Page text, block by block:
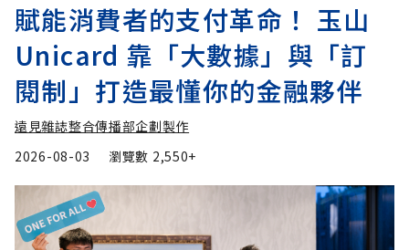
賦能消費者的支付革命！ 玉山
Unicard 靠「大數據」與「訂
閱制」打造最懂你的金融夥伴
遠見雜誌整合傳播部企劃製作
2026-08-03
瀏覽數 2,550+